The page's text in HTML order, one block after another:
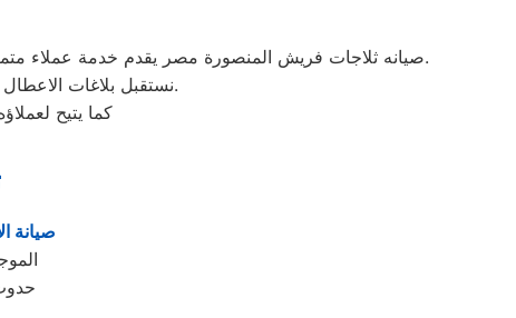
صيانه ثلاجات فريش المنصورة مصر يقدم خدمة عملاء متميزة على مدار الساعة ,حيث فروع معارضنا للصيانة والموزعين المعتمدين دائما اقرب اليلك حيث اننا نغطي جميع محافظة مصر.
نستقبل بلاغات الاعطال يوميا من الساعة التاسعة صباحا حتى التاسعة مساء من خلال الرقم المختصر لخدمة العملاء.
كما يتيح
صيانة